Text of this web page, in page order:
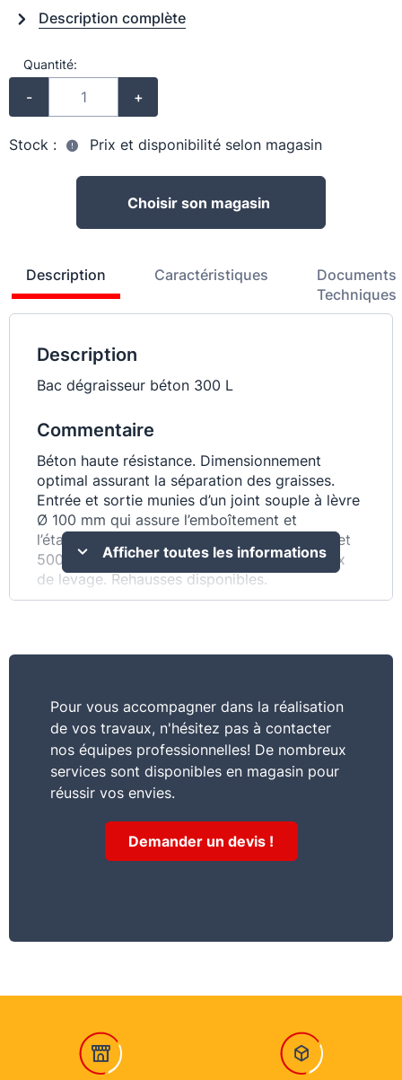
Description complète
Quantité:
- +
Stock : Prix et disponibilité selon magasin
Choisir son magasin
Description Caractéristiques
Documents
Techniques
Description
Bac dégraisseur béton 300 L
Commentaire
Béton haute résistance. Dimensionnement
optimal assurant la séparation des graisses.
Entrée et sortie munies d’un joint souple à lèvre
Ø 100 mm qui assure l’emboîtement et
l’étanchéité du raccordement (modèles 300 et
500 litres). Manutention facilitée par anneaux
de levage. Rehausses disponibles.
Afficher toutes les informations
Pour vous accompagner dans la réalisation
de vos travaux, n'hésitez pas à contacter
nos équipes professionnelles! De nombreux
services sont disponibles en magasin pour
réussir vos envies.
Demander un devis !